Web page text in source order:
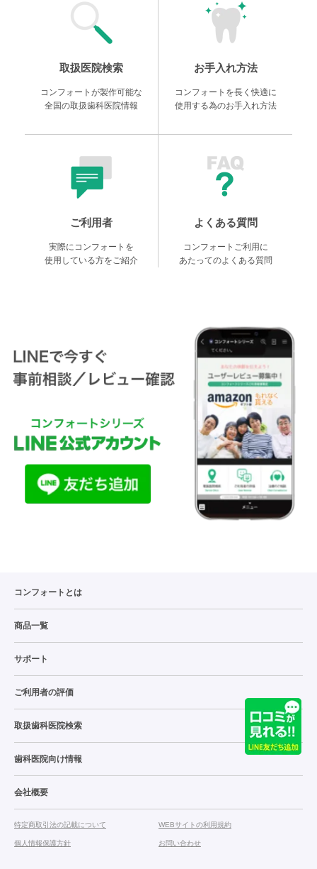
取扱医院検索
コンフォートが製作可能な
全国の取扱歯科医院情報
お手入れ方法
コンフォートを長く快適に
使用する為のお手入れ方法
ご利用者
実際にコンフォートを
使用している方をご紹介
よくある質問
コンフォートご利用に
あたってのよくある質問
コンフォートとは
商品一覧
サポート
ご利用者の評価
取扱歯科医院検索
歯科医院向け情報
会社概要
特定商取引法の記載について WEBサイトの利用規約
個人情報保護方針 お問い合わせ